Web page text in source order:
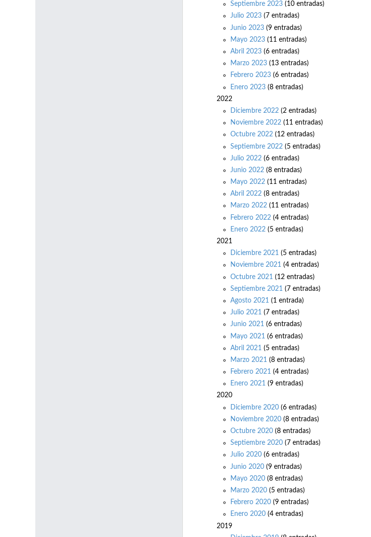
Septiembre 2023 (10 entradas)
Julio 2023 (7 entradas)
Junio 2023 (9 entradas)
Mayo 2023 (11 entradas)
Abril 2023 (6 entradas)
Marzo 2023 (13 entradas)
Febrero 2023 (6 entradas)
Enero 2023 (8 entradas)
2022
Diciembre 2022 (2 entradas)
Noviembre 2022 (11 entradas)
Octubre 2022 (12 entradas)
Septiembre 2022 (5 entradas)
Julio 2022 (6 entradas)
Junio 2022 (8 entradas)
Mayo 2022 (11 entradas)
Abril 2022 (8 entradas)
Marzo 2022 (11 entradas)
Febrero 2022 (4 entradas)
Enero 2022 (5 entradas)
2021
Diciembre 2021 (5 entradas)
Noviembre 2021 (4 entradas)
Octubre 2021 (12 entradas)
Septiembre 2021 (7 entradas)
Agosto 2021 (1 entrada)
Julio 2021 (7 entradas)
Junio 2021 (6 entradas)
Mayo 2021 (6 entradas)
Abril 2021 (5 entradas)
Marzo 2021 (8 entradas)
Febrero 2021 (4 entradas)
Enero 2021 (9 entradas)
2020
Diciembre 2020 (6 entradas)
Noviembre 2020 (8 entradas)
Octubre 2020 (8 entradas)
Septiembre 2020 (7 entradas)
Julio 2020 (6 entradas)
Junio 2020 (9 entradas)
Mayo 2020 (8 entradas)
Marzo 2020 (5 entradas)
Febrero 2020 (9 entradas)
Enero 2020 (4 entradas)
2019